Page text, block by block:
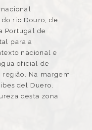
rio Douro, de
Portugal de
para a
nacional e
oficial de
Na margem
del Duero,
desta zona